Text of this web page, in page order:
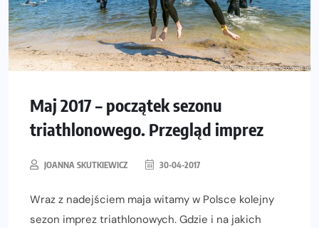
Maj 2017 – początek sezonu
triathlonowego. Przegląd imprez
JOANNA SKUTKIEWICZ 30-04-2017
Wraz z nadejściem maja witamy w Polsce kolejny
sezon imprez triathlonowych. Gdzie i na jakich